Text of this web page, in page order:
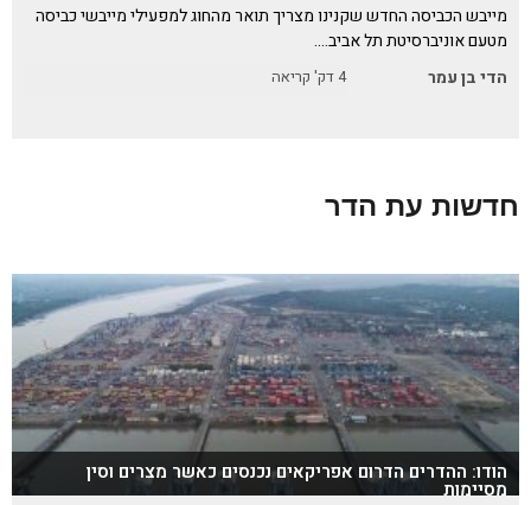
מייבש הכביסה החדש שקנינו מצריך תואר מהחוג למפעילי מייבשי כביסה
מטעם אוניברסיטת תל אביב….
הדי בן עמר
4דק' קריאה
חדשות עת הדר
הודו: ההדרים הדרום אפריקאים נכנסים כאשר מצרים וסין
מסיימות